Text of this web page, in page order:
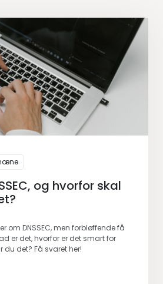
og hvorfor skal
om DNSSEC, men forbløffende få
er det, hvorfor er det smart for
det? Få svaret her!